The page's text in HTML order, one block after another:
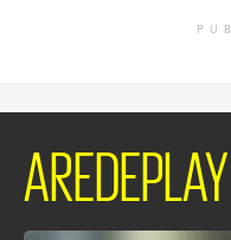
AREDEPLAY